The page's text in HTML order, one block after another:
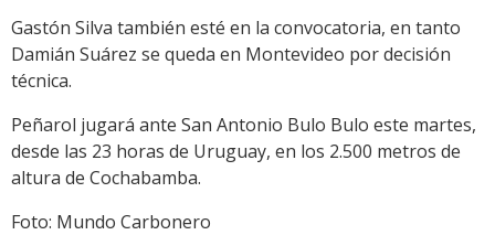
Gastón Silva también esté en la convocatoria, en tanto
Damián Suárez se queda en Montevideo por decisión
técnica.
Peñarol jugará ante San Antonio Bulo Bulo este martes,
desde las 23 horas de Uruguay, en los 2.500 metros de
altura de Cochabamba.
Foto: Mundo Carbonero